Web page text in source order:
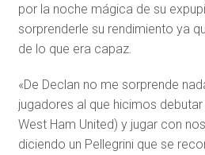
por la noche mágica de su
sorprenderle su rendimiento ya
de lo que era capaz.
«De Declan no me sorprende
jugadores al que hicimos
West Ham United) y jugar con
diciendo un Pellegrini que se